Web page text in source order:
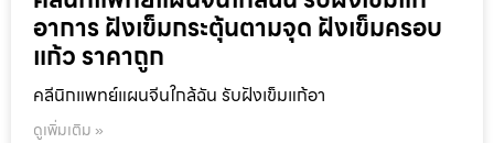
อาการ ฝังเข็มกระตุ้นตามจุด ฝังเข็มครอบ
แก้ว ราคาถูก
คลีนิกแพทย์แผนจีนใกล้ฉัน รับฝังเข็มแก้อา
ดูเพิ่มเติม »